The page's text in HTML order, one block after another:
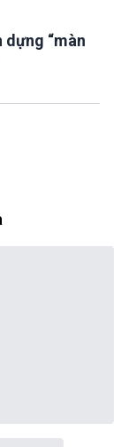
dựng “màn